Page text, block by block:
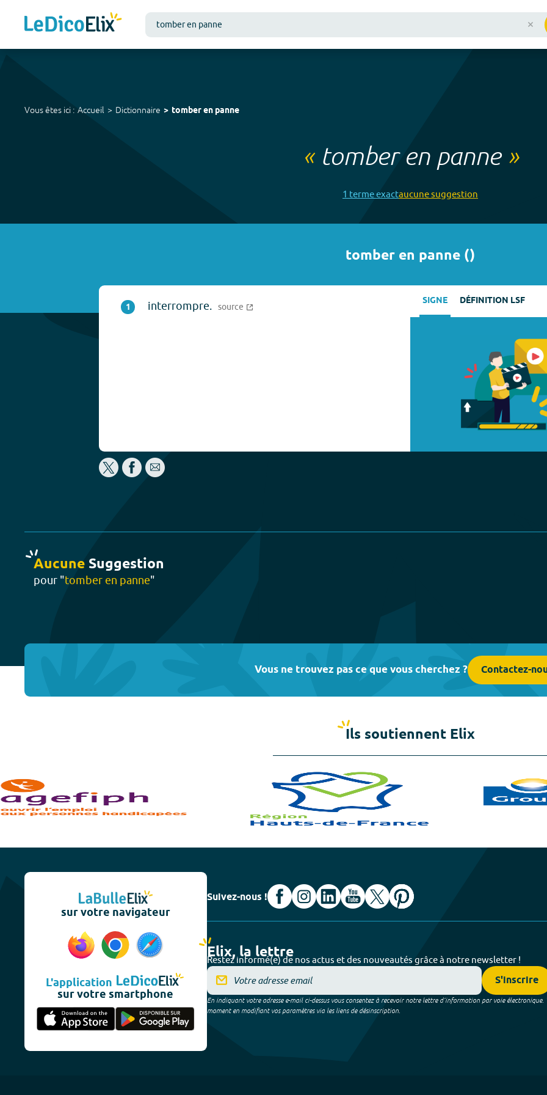
Vous êtes ici : Accueil Dictionnaire tomber en panne
« tomber en panne»
1 termeexactaucunesuggestion
tomber en panne ()
1 interrompre. source SIGNE DÉFINITION LSF
Aucune Suggestion
pour "tomber en panne"
Vous ne trouvez pas ce que vous cherchez ? Contactez-
Ils soutiennent Elix
sur votre navigateur
L'application
sur votre smartphone
Suivez-nous !
Elix, la lettre
Restez informé(e) de nos actus et des nouveautés grâce à notre newsletter !
S'inscrire
En indiquant votre adresse e-mail ci-dessus vous consentez à recevoir notre lettre d’information par voie électronique.
moment en modifiant vos paramètres via les liens de désinscription.